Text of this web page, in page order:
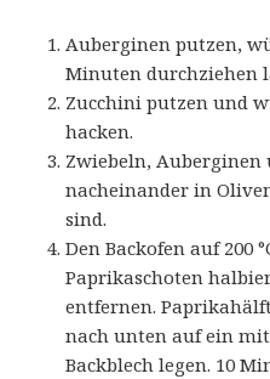
Auberginen putzen,
Minuten durchziehen
Zucchini putzen und
hacken.
Zwiebeln,
nacheinander in
sind.
Den Backofen auf 200
Paprikaschoten
entfernen.
nach unten auf ein
Backblech legen. 10